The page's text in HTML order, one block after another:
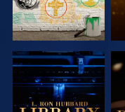
SERIE
ENTDECKEN